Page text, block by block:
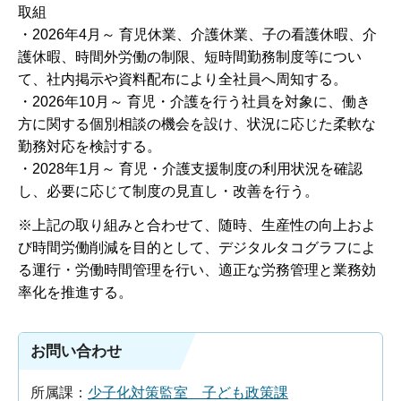
取組
・2026年4月～ 育児休業、介護休業、子の看護休暇、介
護休暇、時間外労働の制限、短時間勤務制度等につい
て、社内掲示や資料配布により全社員へ周知する。
・2026年10月～ 育児・介護を行う社員を対象に、働き
方に関する個別相談の機会を設け、状況に応じた柔軟な
勤務対応を検討する。
・2028年1月～ 育児・介護支援制度の利用状況を確認
し、必要に応じて制度の見直し・改善を行う。
※上記の取り組みと合わせて、随時、生産性の向上およ
び時間労働削減を目的として、デジタルタコグラフによ
る運行・労働時間管理を行い、適正な労務管理と業務効
率化を推進する。
お問い合わせ
所属課： 少子化対策監室 子ども政策課